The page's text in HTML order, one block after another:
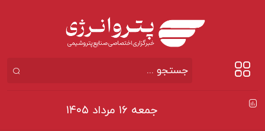
جمعه ۱۶ مرداد ۱۴۰۵